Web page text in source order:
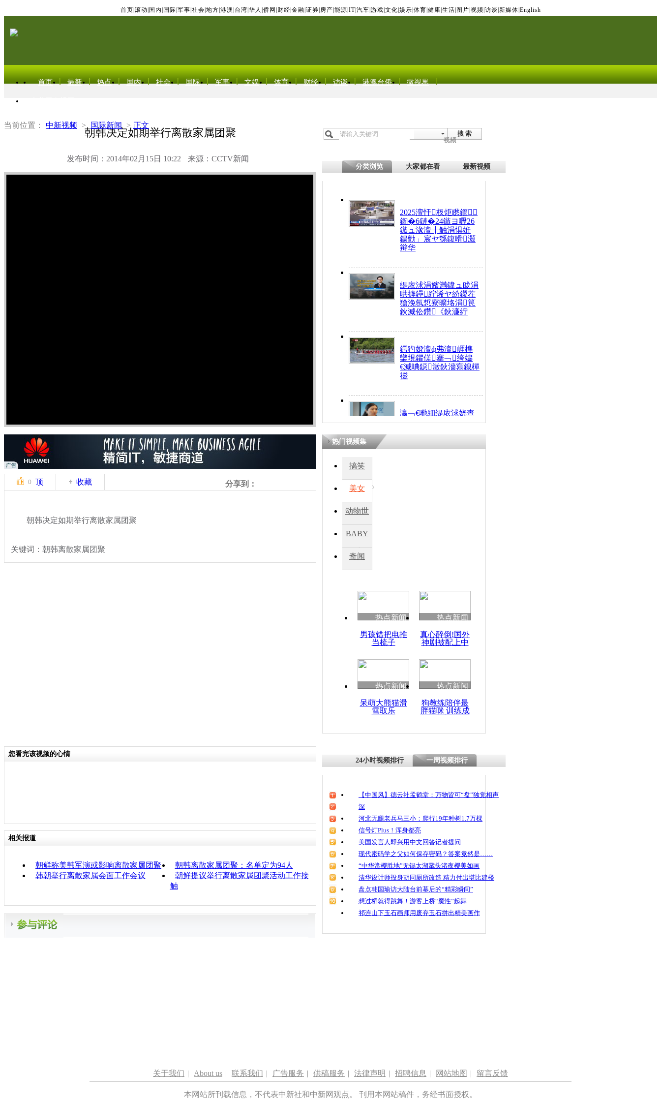
首页 滚动 国内 国际 军事 社会 地方 港澳 台湾 华人 侨网 财经 金融 证券 房产 能源 IT| 汽车 游戏 文化 娱乐 体育 健康 生活 图片 视频 访谈 新媒体 English
首页 最新 热点 国内 社会 国际 军事 文娱 体育 财经 访谈 港澳台侨 微视界
当前位置： 中新视频 > 国际新闻 > 正文
朝韩决定如期举行离散家属团聚
发布时间：2014年02月15日 10:22 来源：CCTV新闻
搜 索
视频
分类浏览 大家都在看 最新视频
2025澶忓杈炬矁鏂
鍧�6鏈�24鏃ヨ嚦26
鏃ュ湪澶╂触涓惧姙
鍚勯」宸ヤ綔鍑嗗灏
辩华
缇庡浗涓嬪満鍏ュ眬涓
哄摢鑸紵浠ヤ紛鍐茬
獊浼氬惁寮曠垎涓笢
鈥滅伀鑽《鈥濓紵
鍔犳嬁澶ф弗澶崕榫
欒垷鑺傞搴﹁绔嬧
€滅唺鐚澂鈥濇寫鎴樿
禌
瀛﹁€咃細缇庡浗娆查
€间笢鍗椾簹涓庝腑鍥
熷悎浣� 涓ㄥ浗闄呰
0 顶 收藏 分享到：
朝韩决定如期举行离散家属团聚
关键词：朝韩离散家属团聚
热门视频集
搞笑
美女
动物世
BABY
秀
奇闻
热点新闻
男孩错把电推
当梳子
热点新闻
真心醉倒!国外
神剧被配上中
热点新闻
呆萌大熊猫滑
雪取乐
热点新闻
狗教练陪伴最
胖猫咪 训练成
您看完该视频的心情
相关报道
朝鲜称美韩军演或影响离散家属团聚
朝韩离散家属团聚：名单定为94人
韩朝举行离散家属会面工作会议
朝鲜提议举行离散家属团聚活动工作接
触
24小时视频排行 一周视频排行
【中国风】德云社孟鹤堂：万物皆可“盘”独觉相声
深
河北无腿老兵马三小：爬行19年种树1.7万棵
信号灯Plus！浑身都亮
美国发言人即兴用中文回答记者提问
现代密码学之父如何保存密码？答案竟然是……
“中华赏樱胜地”无锡太湖鼋头渚夜樱美如画
清华设计师投身胡同厕所改造 精力付出堪比建楼
盘点韩国瑜访大陆台前幕后的“精彩瞬间”
想过桥就得跳舞！游客上桥“魔性”起舞
祁连山下玉石画师用废弃玉石拼出精美画作
关于我们 | About us | 联系我们 | 广告服务 | 供稿服务 | 法律声明 | 招聘信息 | 网站地图 | 留言反馈
本网站所刊载信息，不代表中新社和中新网观点。 刊用本网站稿件，务经书面授权。